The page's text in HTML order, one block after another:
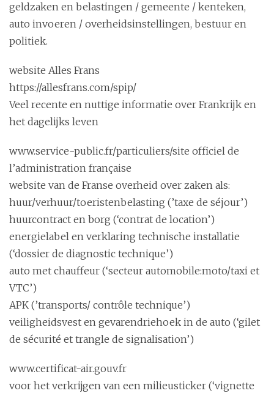
geldzaken en belastingen / gemeente / kenteken,
auto invoeren / overheidsinstellingen, bestuur en
politiek.
website Alles Frans
https://allesfrans.com/spip/
Veel recente en nuttige informatie over Frankrijk en
het dagelijks leven
www.service-public.fr/particuliers/site officiel de
l’administration française
website van de Franse overheid over zaken als:
huur/verhuur/toeristenbelasting (’taxe de séjour’)
huurcontract en borg (‘contrat de location’)
energielabel en verklaring technische installatie
(‘dossier de diagnostic technique’)
auto met chauffeur (‘secteur automobile:moto/taxi et
VTC’)
APK (’transports/ contrôle technique’)
veiligheidsvest en gevarendriehoek in de auto (‘gilet
de sécurité et trangle de signalisation’)
www.certificat-air.gouv.fr
voor het verkrijgen van een milieusticker (‘vignette